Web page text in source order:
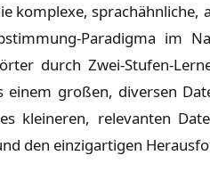
komplexe,
Paradigma im
durch Zwei-Stufen-
einem großen, diversen
kleineren, relevanten
den einzigartigen